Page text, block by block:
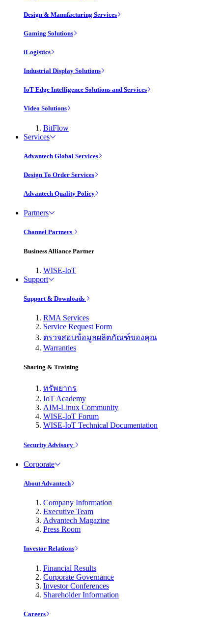
Design & Manufacturing Services
Gaming Solutions
iLogistics
Industrial Display Solutions
IoT Edge Intelligence Solutions and Services
Video Solutions
BitFlow
Services
Advantech Global Services
Design To Order Services
Advantech Quality Policy
Partners
Channel Partners
Business Alliance Partner
WISE-IoT
Support
Support & Downloads
RMA Services
Service Request Form
ตรวจสอบข้อมูลผลิตภัณฑ์ของคุณ
Warranties
Sharing & Training
ทรัพยากร
IoT Academy
AIM-Linux Community
WISE-IoT Forum
WISE-IoT Technical Documentation
Security Advisory
Corporate
About Advantech
Company Information
Executive Team
Advantech Magazine
Press Room
Investor Relations
Financial Results
Corporate Governance
Investor Conferences
Shareholder Information
Careers